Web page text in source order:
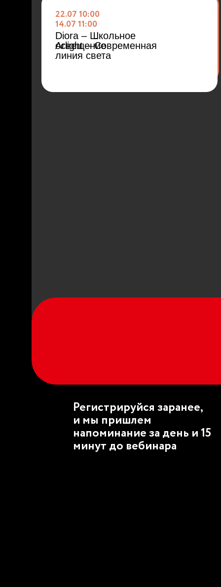
Diora – Школьное
освещение
22.07 10:00
Регистрируйся заранее,
и мы пришлем
напоминание за день и 15
минут до вебинара
Arlight – Современная
линия света
14.07 11:00